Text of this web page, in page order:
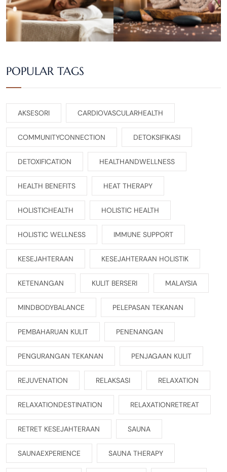
POPULAR TAGS
AKSESORI CARDIOVASCULARHEALTH
COMMUNITYCONNECTION DETOKSIFIKASI
DETOXIFICATION HEALTHANDWELLNESS
HEALTH BENEFITS HEAT THERAPY
HOLISTICHEALTH HOLISTIC HEALTH
HOLISTIC WELLNESS IMMUNE SUPPORT
KESEJAHTERAAN KESEJAHTERAAN HOLISTIK
KETENANGAN KULIT BERSERI MALAYSIA
MINDBODYBALANCE PELEPASAN TEKANAN
PEMBAHARUAN KULIT PENENANGAN
PENGURANGAN TEKANAN PENJAGAAN KULIT
REJUVENATION RELAKSASI RELAXATION
RELAXATIONDESTINATION RELAXATIONRETREAT
RETRET KESEJAHTERAAN SAUNA
SAUNAEXPERIENCE SAUNA THERAPY